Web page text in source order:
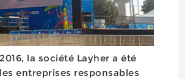
la société Layher a été
entreprises responsables